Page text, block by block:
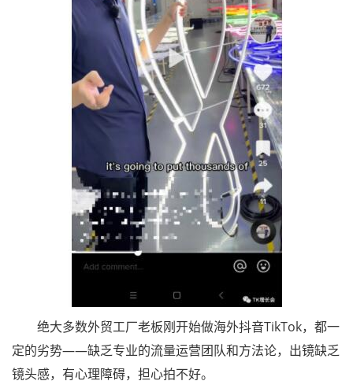
绝大多数外贸工厂老板刚开始做海外抖音TikTok，都一
定的劣势——缺乏专业的流量运营团队和方法论，出镜缺乏
镜头感，有心理障碍，担心拍不好。